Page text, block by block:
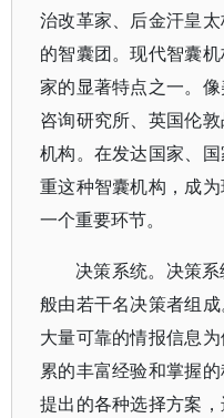
治改革家、后金汗皇
的智囊团。现代智囊
家的显著特点之一。
咨询研究所、英国伦
机构。在发达国家、
重这种智囊机构，成
一个重要环节。
决策系统。决策
般由若干名决策者组
大量可靠的情报信息
累的丰富经验和掌握
提出的各种选择方案